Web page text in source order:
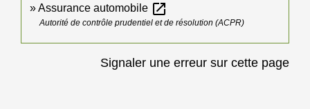
Assurance automobile open_in_new
Autorité de contrôle prudentiel et de résolution (ACPR)
Signaler une erreur sur cette page